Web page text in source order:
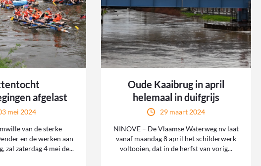
afgelast
mei 2024
van de sterke
en de werken aan
zal zaterdag 4 mei de...
Oude Kaaibrug in april
helemaal in duifgrijs
29 maart 2024
NINOVE – De Vlaamse Waterweg nv laat
vanaf maandag 8 april het schilderwerk
voltooien, dat in de herfst van vorig...